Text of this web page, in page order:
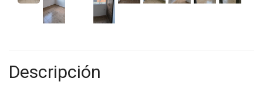
Descripción